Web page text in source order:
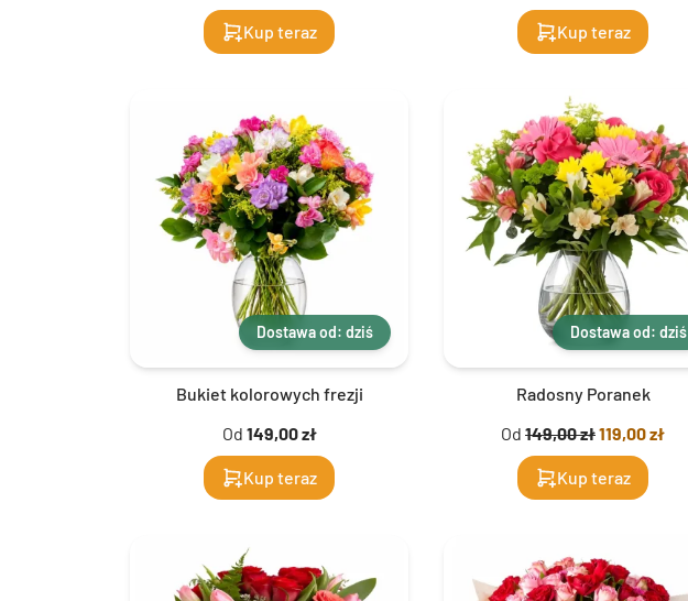
Kup teraz Kup teraz
Dostawa od: dziś
Bukiet kolorowych frezji
Od 149,00 zł
Kup teraz
Dostawa od: dziś
Radosny Poranek
Od 149,00 zł119,00 zł
Kup teraz